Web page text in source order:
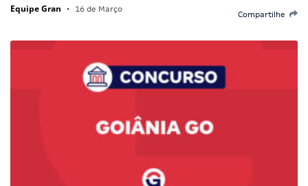
Equipe Gran • 16 de Março
Compartilhe